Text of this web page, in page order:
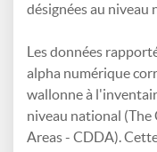
désignées au niveau
Les données
alpha numérique
wallonne à
niveau national (The
Areas - CDDA).